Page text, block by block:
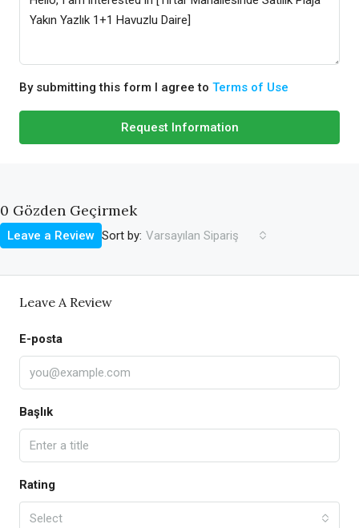
By submitting this form I agree to Terms of Use
Request Information
0 Gözden Geçirmek
Sort by: Varsayılan Sipariş
Leave a Review
Leave A Review
E-posta
Başlık
Rating
Select